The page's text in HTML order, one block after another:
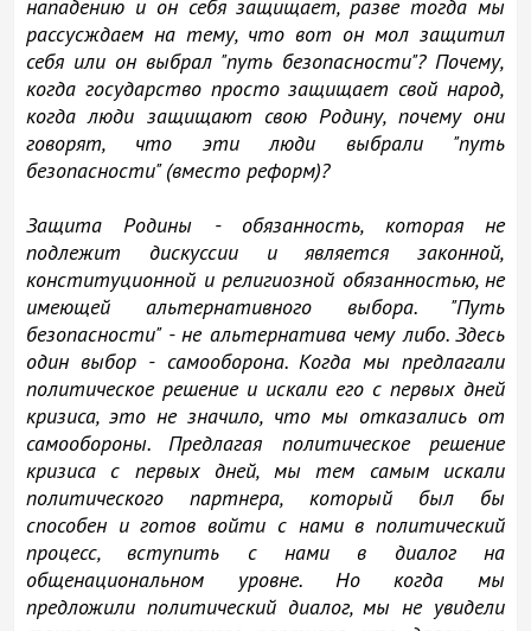
нападению и он себя защищает, разве тогда мы
рассусждаем на тему, что вот он мол защитил
себя или он выбрал "путь безопасности"? Почему,
когда государство просто защищает свой народ,
когда люди защищают свою Родину, почему они
говорят, что эти люди выбрали "путь
безопасности" (вместо реформ)?
Защита Родины - обязанность, которая не
подлежит дискуссии и является законной,
конституционной и религиозной обязанностью, не
имеющей альтернативного выбора. "Путь
безопасности" - не альтернатива чему либо. Здесь
один выбор - самооборона. Когда мы предлагали
политическое решение и искали его с первых дней
кризиса, это не значило, что мы отказались от
самообороны. Предлагая политическое решение
кризиса с первых дней, мы тем самым искали
политического партнера, который был бы
способен и готов войти с нами в политический
процесс, вступить с нами в диалог на
общенациональном уровне. Но когда мы
предложили политический диалог, мы не увидели